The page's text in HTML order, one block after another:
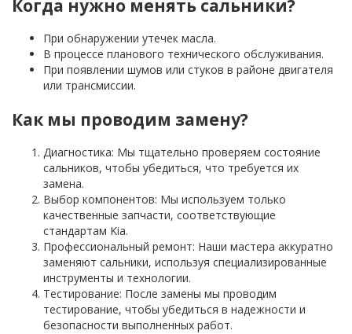
Когда нужно менять сальники?
При обнаружении утечек масла.
В процессе планового технического обслуживания.
При появлении шумов или стуков в районе двигателя
или трансмиссии.
Как мы проводим замену?
Диагностика: Мы тщательно проверяем состояние
сальников, чтобы убедиться, что требуется их
замена.
Выбор компонентов: Мы используем только
качественные запчасти, соответствующие
стандартам Kia.
Профессиональный ремонт: Наши мастера аккуратно
заменяют сальники, используя специализированные
инструменты и технологии.
Тестирование: После замены мы проводим
тестирование, чтобы убедиться в надежности и
безопасности выполненных работ.